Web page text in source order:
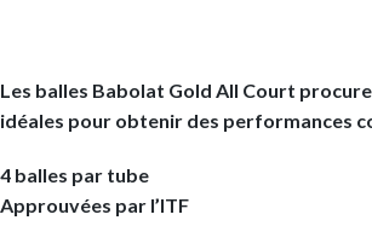
Les balles Babolat Gold All Court
idéales pour obtenir des performances
4 balles par tube
Approuvées par l’ITF